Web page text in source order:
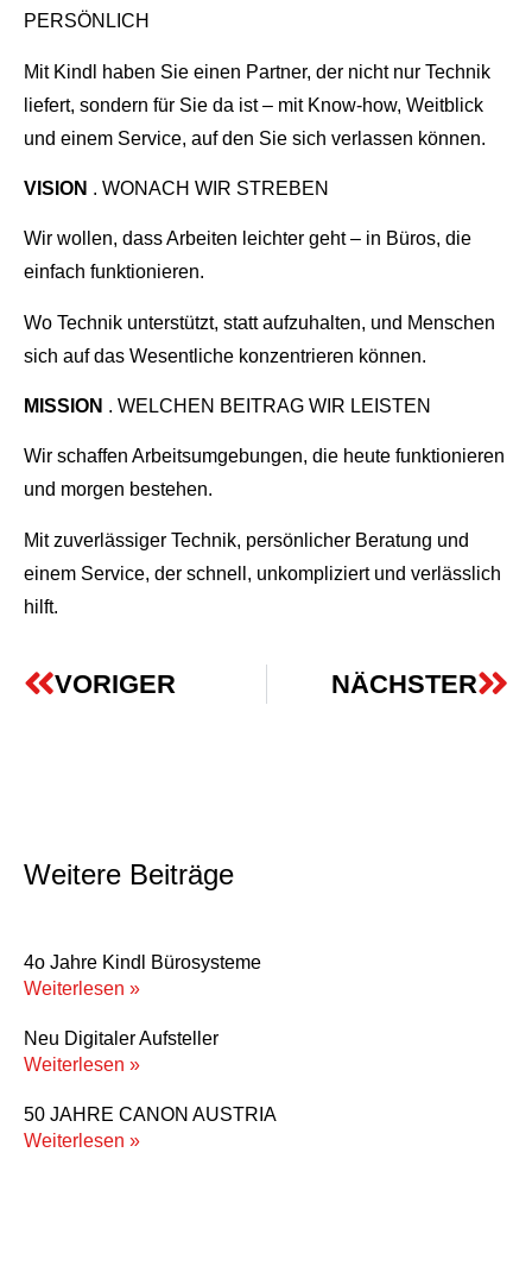
PERSÖNLICH
Mit Kindl haben Sie einen Partner, der nicht nur Technik
liefert, sondern für Sie da ist – mit Know-how, Weitblick
und einem Service, auf den Sie sich verlassen können.
VISION . WONACH WIR STREBEN
Wir wollen, dass Arbeiten leichter geht – in Büros, die
einfach funktionieren.
Wo Technik unterstützt, statt aufzuhalten, und Menschen
sich auf das Wesentliche konzentrieren können.
MISSION . WELCHEN BEITRAG WIR LEISTEN
Wir schaffen Arbeitsumgebungen, die heute funktionieren
und morgen bestehen.
Mit zuverlässiger Technik, persönlicher Beratung und
einem Service, der schnell, unkompliziert und verlässlich
hilft.
VORIGER NÄCHSTER
Weitere Beiträge
4o Jahre Kindl Bürosysteme
Weiterlesen »
Neu Digitaler Aufsteller
Weiterlesen »
50 JAHRE CANON AUSTRIA
Weiterlesen »